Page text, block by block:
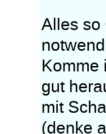
Alles so
Komme
gut
mit
(denke